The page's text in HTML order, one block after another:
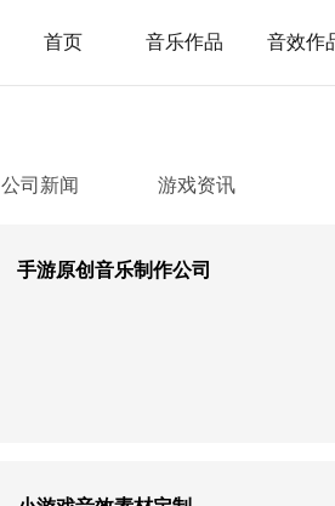
首页 音乐作品 音效作
公司新闻 游戏资讯
手游原创音乐制作公司